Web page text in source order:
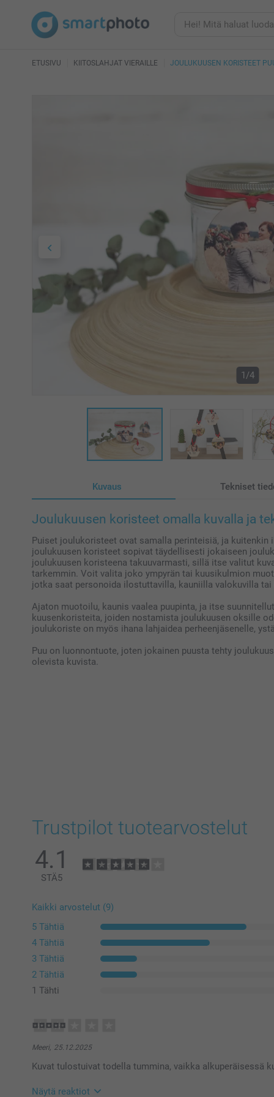
ETUSIVU KIITOSLAHJAT VIERAILLE JOULUKUUSEN KORISTEET
1/4
Kuvaus Tekniset
Joulukuusen koristeet omalla kuvalla ja
Puiset joulukoristeet ovat samalla perinteisiä, ja
joulukuusen koristeet sopivat täydellisesti jokaiseen
joulukuusen koristeena takuuvarmasti, sillä itse valitut
tarkemmin. Voit valita joko ympyrän tai kuusikulmion
jotka saat personoida ilostuttavilla, kauniilla valokuvilla
Ajaton muotoilu, kaunis vaalea puupinta, ja itse
kuusenkoristeita, joiden nostamista joulukuusen oksille
joulukoriste on myös ihana lahjaidea perheenjäsenelle,
Puu on luonnontuote, joten jokainen puusta tehty
olevista kuvista.
Trustpilot tuotearvostelut
4.1
STÄ5
Kaikki arvostelut (9)
5 Tähtiä
4 Tähtiä
3 Tähtiä
2 Tähtiä
1 Tähti
Meeri, 25.12.2025
Kuvat tulostuivat todella tummina, vaikka alkuperäisessä
Näytä reaktiot